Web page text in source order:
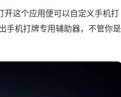
开这个应用便可以自定义手机打
手机打牌专用辅助器，不管你是